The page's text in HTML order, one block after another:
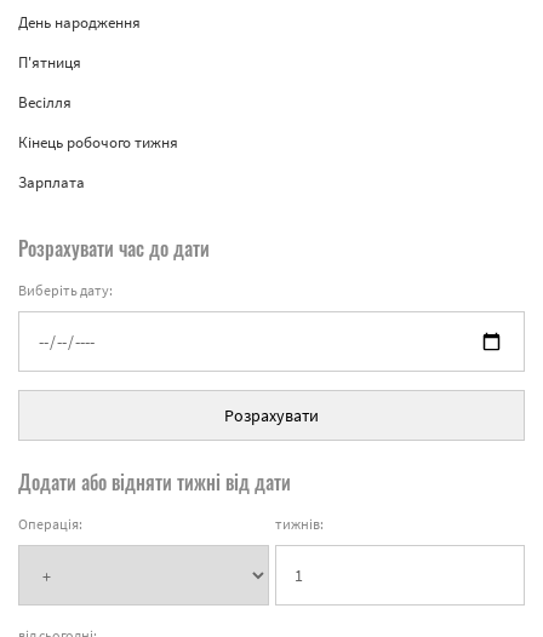
День народження
П'ятниця
Весілля
Кінець робочого тижня
Зарплата
Розрахувати час до дати
Виберіть дату:
Розрахувати
Додати або відняти тижні від дати
Операція: тижнів: